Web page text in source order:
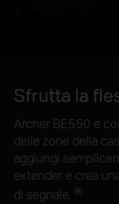
Sfrutta la
Archer BE550 è
delle zone della
aggiungi
extender e crea
di segnale. ※